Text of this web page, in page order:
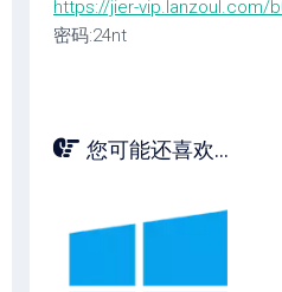
https://jier-vip.lanzoul.com/
密码:24nt
您可能还喜欢...